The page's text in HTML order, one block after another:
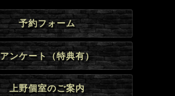
予約フォーム
アンケート（特典有）
上野個室のご案内